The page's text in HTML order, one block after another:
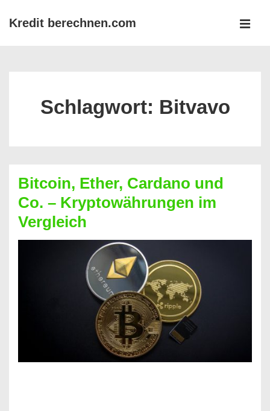
ZumKredit berechnen.com
Schlagwort: Bitvavo
Bitcoin, Ether, Cardano und
Co. – Kryptowährungen im
Vergleich